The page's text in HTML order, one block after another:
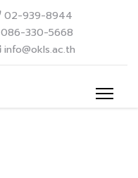
02-939-8944
086-330-5668
info@okls.ac.th